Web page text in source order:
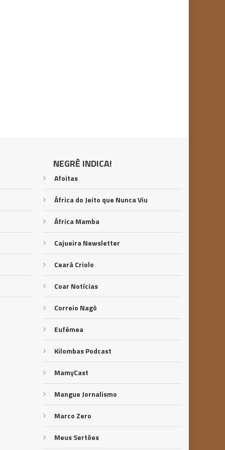
NEGRÊ INDICA!
Afoitas
África do Jeito que Nunca Viu
África Mamba
Cajueira Newsletter
Ceará Criolo
Coar Notícias
Correio Nagô
Eufêmea
Kilombas Podcast
MamyCast
Mangue Jornalismo
Marco Zero
Meus Sertões